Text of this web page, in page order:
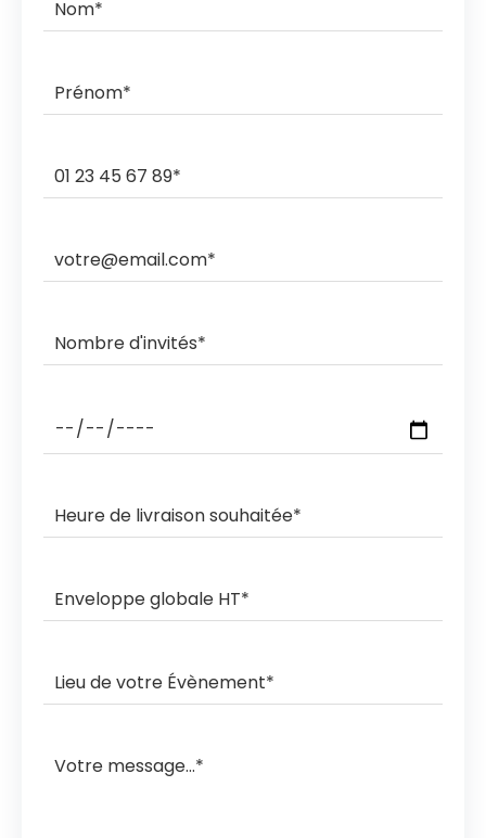
commande.
Les ramasses nocturnes sont également possibles
avec des coûts supplémentaires.